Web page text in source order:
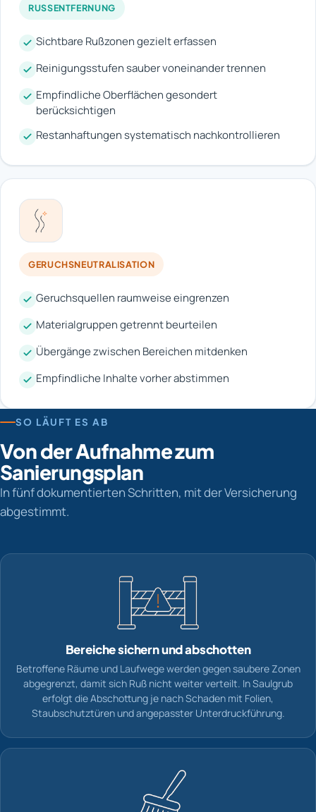
RUSSENTFERNUNG
Sichtbare Rußzonen gezielt erfassen
Reinigungsstufen sauber voneinander trennen
Empfindliche Oberflächen gesondert
berücksichtigen
Restanhaftungen systematisch nachkontrollieren
GERUCHSNEUTRALISATION
Geruchsquellen raumweise eingrenzen
Materialgruppen getrennt beurteilen
Übergänge zwischen Bereichen mitdenken
Empfindliche Inhalte vorher abstimmen
SO LÄUFT ES AB
Von der Aufnahme zum
Sanierungsplan
In fünf dokumentierten Schritten, mit der Versicherung
abgestimmt.
Bereiche sichern und abschotten
Betroffene Räume und Laufwege werden gegen saubere Zonen
abgegrenzt, damit sich Ruß nicht weiter verteilt. In Saulgrub
erfolgt die Abschottung je nach Schaden mit Folien,
Staubschutztüren und angepasster Unterdruckführung.